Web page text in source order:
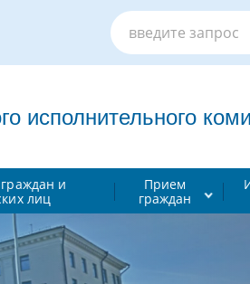
и
лиц
Прием
граждан